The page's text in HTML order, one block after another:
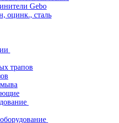
Gebo
оцинк., сталь
трапов